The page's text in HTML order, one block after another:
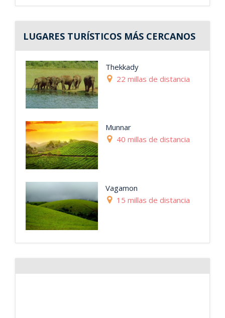
LUGARES TURÍSTICOS MÁS CERCANOS
Thekkady
22 millas de distancia
Munnar
40 millas de distancia
Vagamon
15 millas de distancia